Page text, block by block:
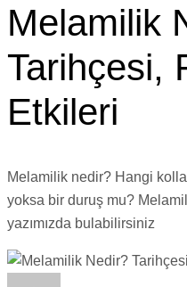
Melamilik
Tarihçesi,
Etkileri
Melamilik nedir? Hangi
yoksa bir duruş mu?
yazımızda bulabilirsiniz